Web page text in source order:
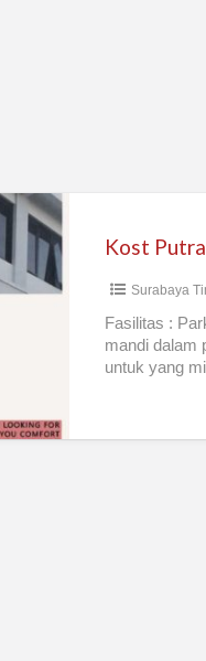
Surabaya
Fasilitas :
mandi dalam
untuk yang